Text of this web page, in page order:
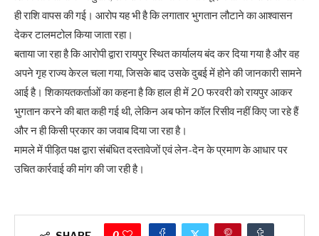
ही राशि वापस की गई। आरोप यह भी है कि लगातार भुगतान लौटाने का आश्वासन
देकर टालमटोल किया जाता रहा।
बताया जा रहा है कि आरोपी द्वारा रायपुर स्थित कार्यालय बंद कर दिया गया है और वह
अपने गृह राज्य केरल चला गया, जिसके बाद उसके दुबई में होने की जानकारी सामने
आई है। शिकायतकर्ताओं का कहना है कि हाल ही में 20 फरवरी को रायपुर आकर
भुगतान करने की बात कही गई थी, लेकिन अब फोन कॉल रिसीव नहीं किए जा रहे हैं
और न ही किसी प्रकार का जवाब दिया जा रहा है।
मामले में पीड़ित पक्ष द्वारा संबंधित दस्तावेजों एवं लेन-देन के प्रमाण के आधार पर
उचित कार्रवाई की मांग की जा रही है।